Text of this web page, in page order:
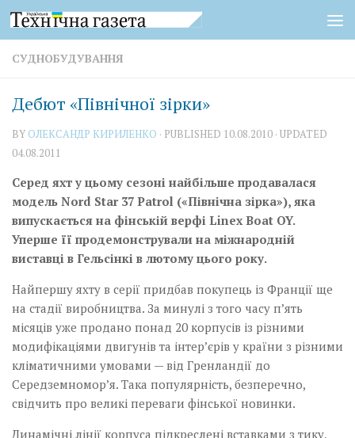
Skip to content
СУДНОБУДУВАННЯ
Дебют «Північної зірки»
BY ОЛЕКСАНДР КИРИЛЕНКО · PUBLISHED 10.08.2010 · UPDATED
04.08.2011
Cеред яхт у цьому сезоні найбільше продавалася
модель Nord Star 37 Patrol («Північна зірка»), яка
випускається на фінській верфі Linex Boat OY.
Уперше її продемонстрували на міжнародній
виставці в Гельсінкі в лютому цього року.
Найпершу яхту в серії придбав покупець із Франції ще
на стадії виробництва. За минулі з того часу п’ять
місяців уже продано понад 20 корпусів із різними
модифікаціями двигунів та інтер’єрів у країни з різними
кліматичними умовами — від Гренландії до
Середземномор’я. Така популярність, безперечно,
свідчить про великі переваги фінської новинки.
Динамічні лінії корпуса підкреслені вставками з тику,